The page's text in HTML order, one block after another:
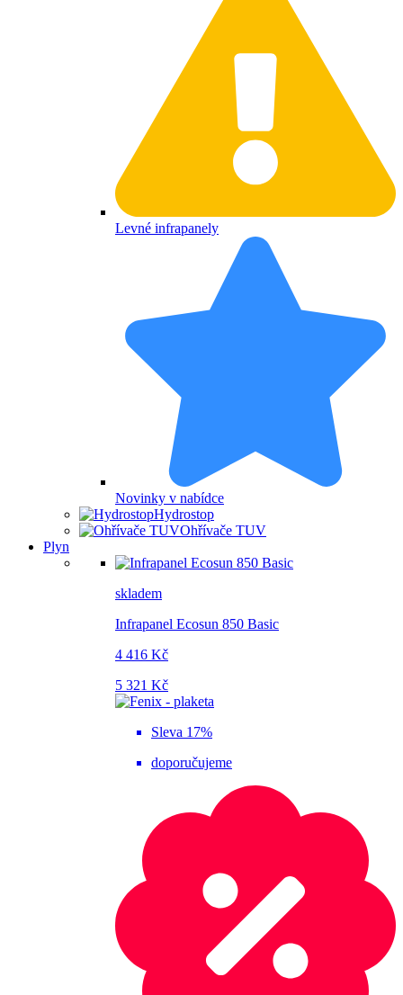
Levné infrapanely
Novinky v nabídce
Hydrostop
Ohřívače TUV
Plyn
skladem
Infrapanel Ecosun 850 Basic
4 416 Kč
5 321 Kč
Sleva 17%
doporučujeme